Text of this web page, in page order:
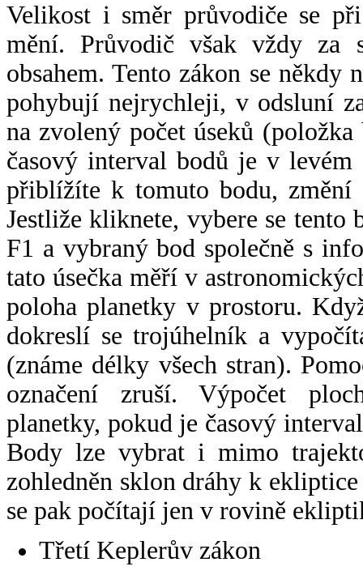
Velikost i směr průvodiče se
mění. Průvodič však vždy za
obsahem. Tento zákon se někdy
pohybují nejrychleji, v odsluní
na zvolený počet úseků
časový interval bodů je v
přiblížíte k tomuto bodu,
Jestliže kliknete, vybere se tento
F1 a vybraný bod společně s
tato úsečka měří v
poloha planetky v prostoru.
dokreslí se trojúhelník a
(známe délky všech stran).
označení zruší. Výpočet
planetky, pokud je časový
Body lze vybrat i mimo
zohledněn sklon dráhy k
se pak počítají jen v rovině
Třetí Keplerův zákon